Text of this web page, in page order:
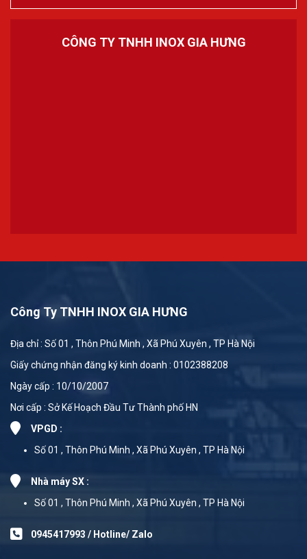
CÔNG TY TNHH INOX GIA HƯNG
Công Ty TNHH INOX GIA HƯNG
Địa chỉ : Số 01 , Thôn Phú Minh , Xã Phú Xuyên , TP Hà Nội
Giấy chứng nhận đăng ký kinh doanh : 0102388208
Ngày cấp : 10/10/2007
Nơi cấp : Sở Kế Hoạch Đầu Tư Thành phố HN
VPGD :
Số 01 , Thôn Phú Minh , Xã Phú Xuyên , TP Hà Nội
Nhà máy SX :
Số 01 , Thôn Phú Minh , Xã Phú Xuyên , TP Hà Nội
0945417993 / Hotline/ Zalo